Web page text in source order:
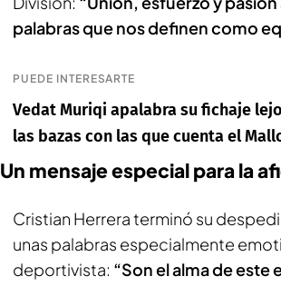
palabras que nos definen como
PUEDE INTERESARTE
Vedat Muriqi apalabra su fichaje
las bazas con las que cuenta el
Un mensaje especial para la
Cristian Herrera terminó su
unas palabras especialmente
deportivista: “Son el alma de este